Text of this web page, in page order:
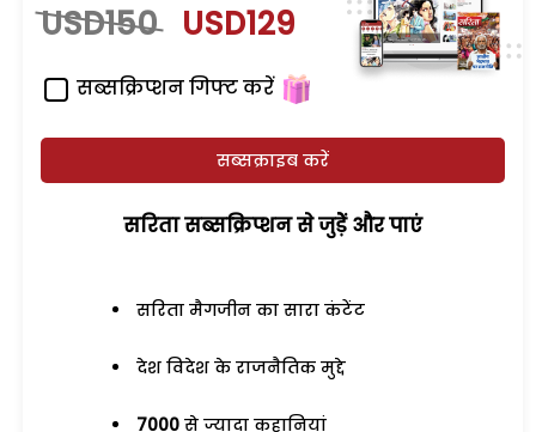
USD150 USD129
सब्सक्रिप्शन गिफ्ट करें
सब्सक्राइब करें
सरिता सब्सक्रिप्शन से जुड़ेें और पाएं
सरिता मैगजीन का सारा कंटेंट
देश विदेश के राजनैतिक मुद्दे
7000 से ज्यादा कहानियां